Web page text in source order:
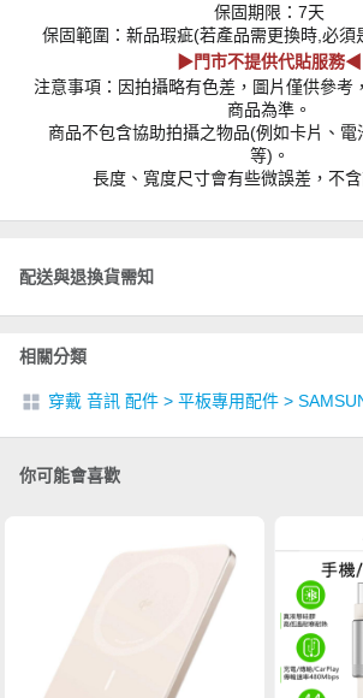
保固期限：7天
保固範圍：新品瑕疵(若產品需更換時,必須
▶門市不提供代貼服務◀
注意事項：因拍攝略有色差，圖片僅供參考
商品為準。
商品不包含協助拍攝之物品(例如卡片、電
等)。
長度、寬度尺寸會有些微誤差，不含
配送與退換貨需知
相關分類
穿戴 音訊 配件 > 平板專用配件 >
你可能會喜歡